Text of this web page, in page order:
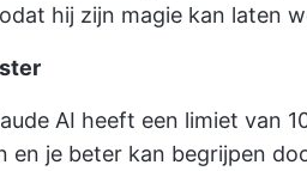
hij zijn magie kan laten
AI heeft een limiet van
en je beter kan begrijpen